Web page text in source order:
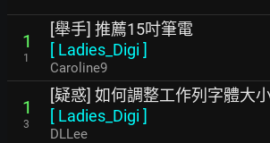
1
1
[舉手] 推薦15吋筆電
[ Ladies_Digi ]
Caroline9
1
3
[疑惑] 如何調整工作列字體大
[ Ladies_Digi ]
DLLee